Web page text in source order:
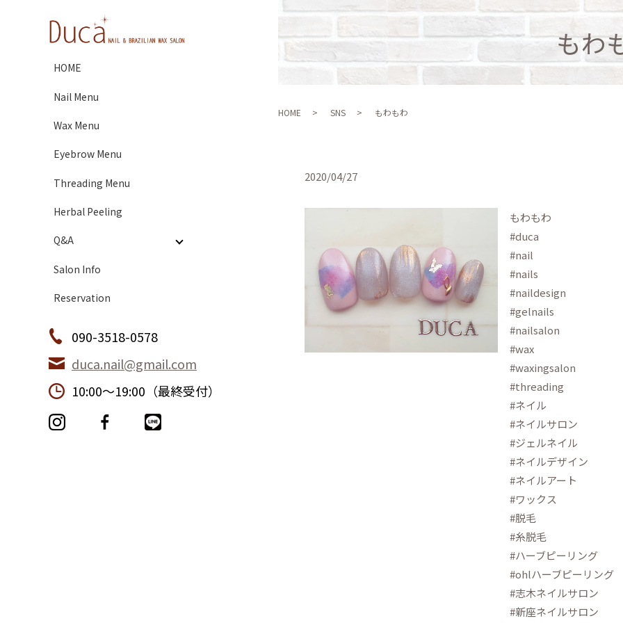
HOME
Nail Menu
Wax Menu
Eyebrow Menu
Threading Menu
Herbal Peeling
Q&A
Salon Info
Reservation
090-3518-0578
duca.nail@gmail.com
10:00〜19:00（最終受付）
もわ
HOME SNS もわもわ️
2020/04/27
もわもわ️
#duca
#nail
#nails
#naildesign
#gelnails
#nailsalon
#wax
#waxingsalon
#threading
#ネイル
#ネイルサロン
#ジェルネイル
#ネイルデザイン
#ネイルアート
#ワックス
#脱毛
#糸脱毛
#ハーブピーリング
#ohlハーブピーリング
#志木ネイルサロン
#新座ネイルサロン